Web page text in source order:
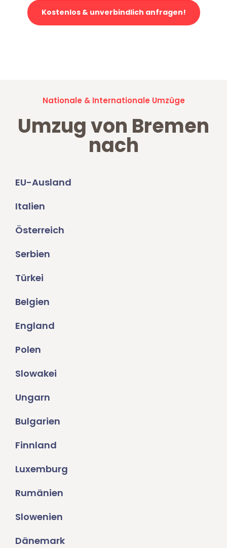
Kostenlos & unverbindlich anfragen!
Nationale & Internationale Umzüge
Umzug von Bremen
nach
EU-Ausland
Italien
Österreich
Serbien
Türkei
Belgien
England
Polen
Slowakei
Ungarn
Bulgarien
Finnland
Luxemburg
Rumänien
Slowenien
Dänemark